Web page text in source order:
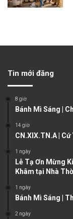
Tin mới đăng
8 giờ
Bánh Mì Sáng |
14 giờ
CN.XIX.TN.A | Cứ
1 ngày
Lễ Tạ Ơn Mừng
Khâm tại Nhà
1 ngày
Bánh Mì Sáng |
2 ngày